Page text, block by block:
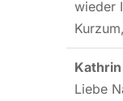
wieder
Kathrin
Liebe